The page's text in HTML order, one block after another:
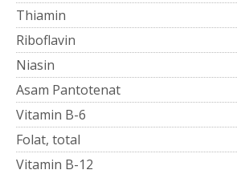
Thiamin
Riboflavin
Niasin
Asam Pantotenat
Vitamin B-6
Folat, total
Vitamin B-12